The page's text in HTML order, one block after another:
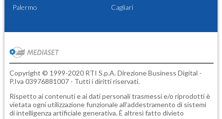
Palermo Cagliari
Copyright © 1999-2020 RTI S.p.A. Direzione Business Digital -
P.Iva 03976881007 - Tutti i diritti riservati.
Rispetto ai contenuti e ai dati personali trasmessi e/o riprodotti è
vietata ogni utilizzazione funzionale all'addestramento di sistemi
di intelligenza artificiale generativa. È altresì fatto divieto